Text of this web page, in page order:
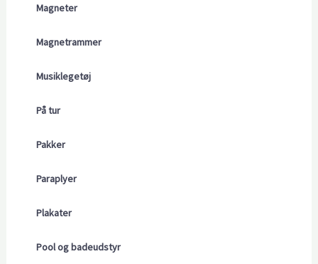
Magneter
Magnetrammer
Musiklegetøj
På tur
Pakker
Paraplyer
Plakater
Pool og badeudstyr